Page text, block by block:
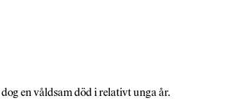
en våldsam död i relativt unga år.